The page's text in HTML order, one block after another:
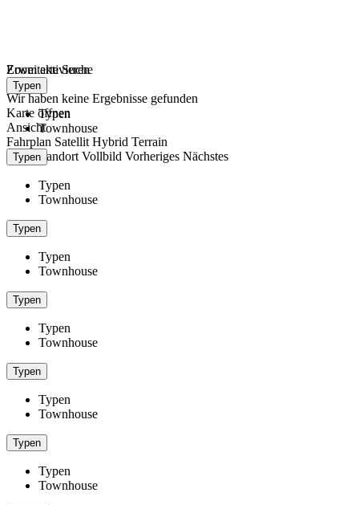
Zoom aktivieren
lade...
Wir haben keine Ergebnisse gefunden
Karte öffnen
Ansicht
Fahrplan Satellit Hybrid Terrain
Mein Standort Vollbild Vorheriges Nächstes
Erweiterte Suche
Typen
Typen
Townhouse
Typen
Typen
Townhouse
Typen
Typen
Townhouse
Typen
Typen
Townhouse
Typen
Typen
Townhouse
Typen
Typen
Townhouse